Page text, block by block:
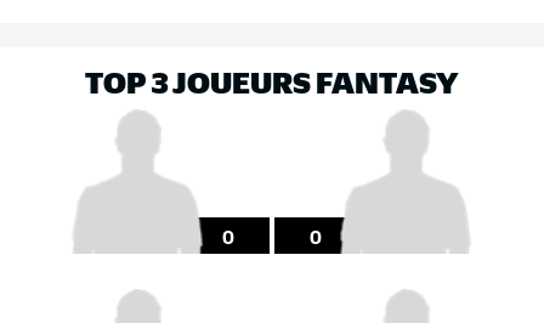
TOP 3 JOUEURS FANTASY
0 0